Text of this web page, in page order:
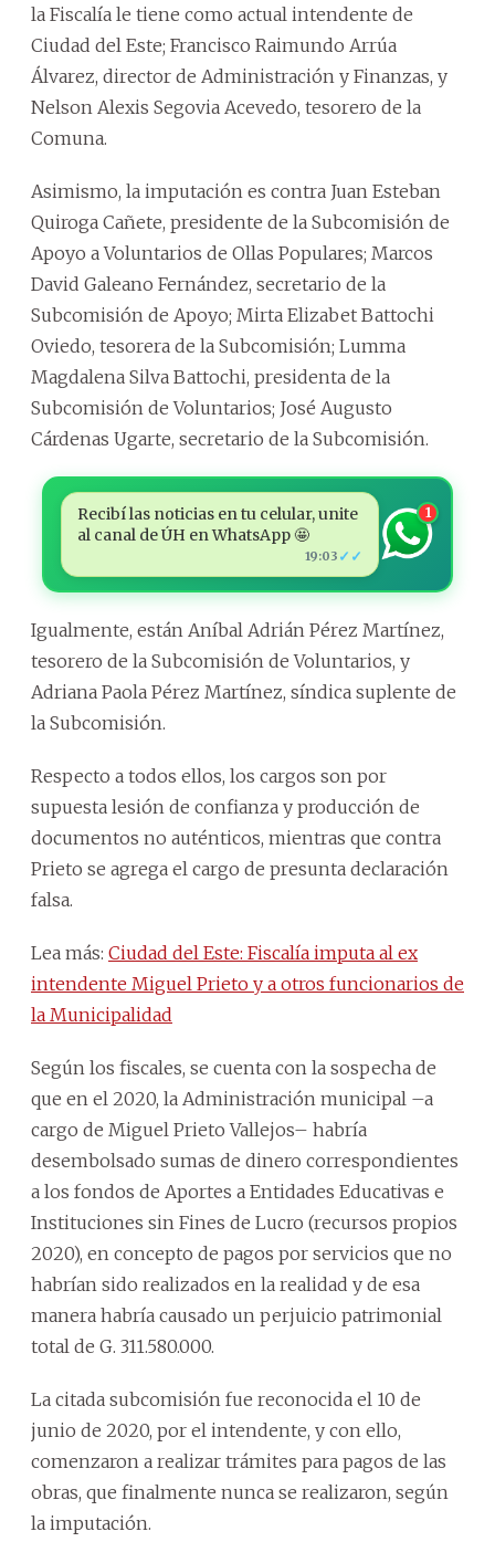
la Fiscalía le tiene como actual intendente de
Ciudad del Este; Francisco Raimundo Arrúa
Álvarez, director de Administración y Finanzas, y
Nelson Alexis Segovia Acevedo, tesorero de la
Comuna.
Asimismo, la imputación es contra Juan Esteban
Quiroga Cañete, presidente de la Subcomisión de
Apoyo a Voluntarios de Ollas Populares; Marcos
David Galeano Fernández, secretario de la
Subcomisión de Apoyo; Mirta Elizabet Battochi
Oviedo, tesorera de la Subcomisión; Lumma
Magdalena Silva Battochi, presidenta de la
Subcomisión de Voluntarios; José Augusto
Cárdenas Ugarte, secretario de la Subcomisión.
Recibí las noticias en tu celular, unite
al canal de ÚH en WhatsApp 🤩
19:03 ✓✓
1
Igualmente, están Aníbal Adrián Pérez Martínez,
tesorero de la Subcomisión de Voluntarios, y
Adriana Paola Pérez Martínez, síndica suplente de
la Subcomisión.
Respecto a todos ellos, los cargos son por
supuesta lesión de confianza y producción de
documentos no auténticos, mientras que contra
Prieto se agrega el cargo de presunta declaración
falsa.
Lea más: Ciudad del Este: Fiscalía imputa al ex
intendente Miguel Prieto y a otros funcionarios de
la Municipalidad
Según los fiscales, se cuenta con la sospecha de
que en el 2020, la Administración municipal –a
cargo de Miguel Prieto Vallejos– habría
desembolsado sumas de dinero correspondientes
a los fondos de Aportes a Entidades Educativas e
Instituciones sin Fines de Lucro (recursos propios
2020), en concepto de pagos por servicios que no
habrían sido realizados en la realidad y de esa
manera habría causado un perjuicio patrimonial
total de G. 311.580.000.
La citada subcomisión fue reconocida el 10 de
junio de 2020, por el intendente, y con ello,
comenzaron a realizar trámites para pagos de las
obras, que finalmente nunca se realizaron, según
la imputación.